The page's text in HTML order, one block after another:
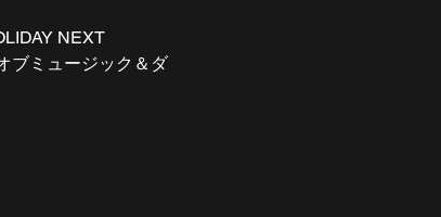
NEXT
ブミュージック＆ダ